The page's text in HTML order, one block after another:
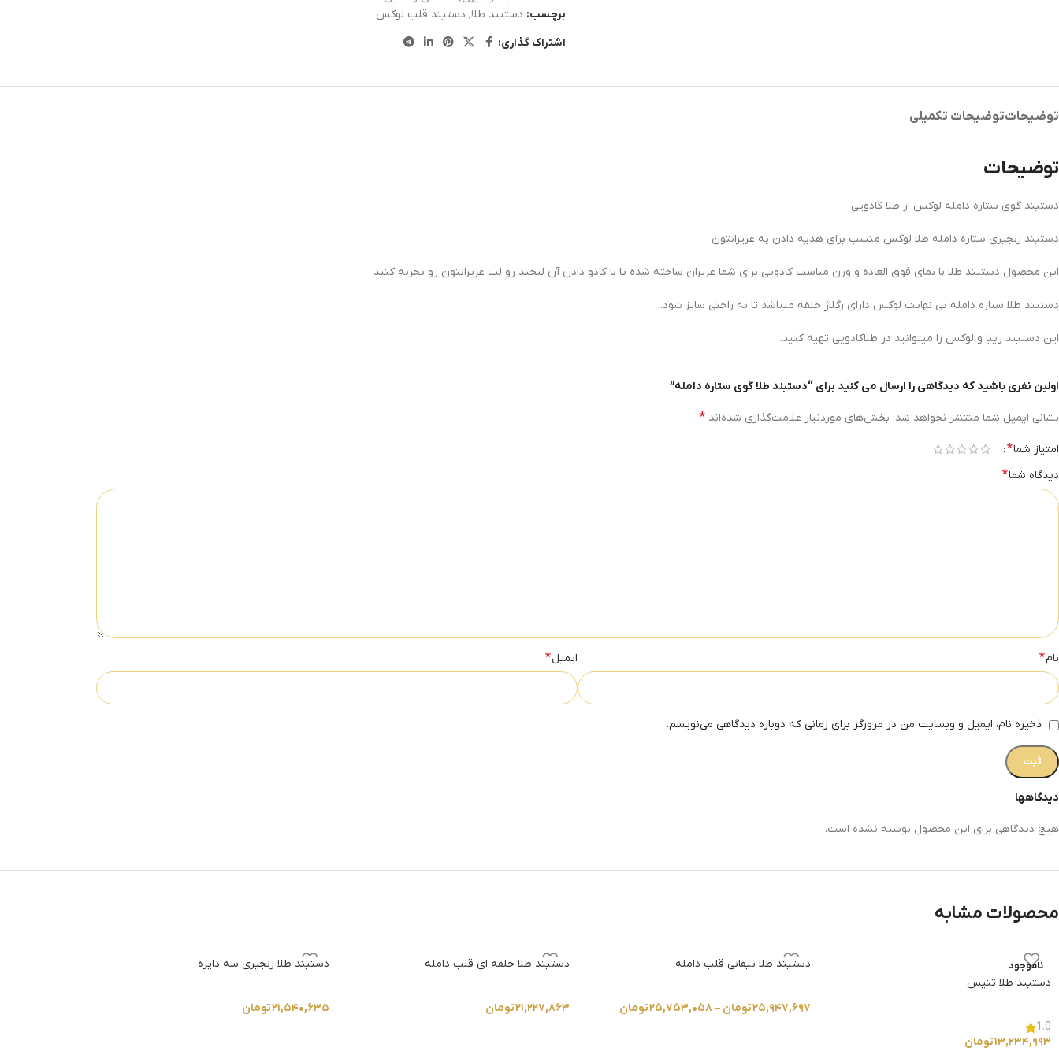
برچسب: دستبند طلا, دستبند قلب لوکس
اشتراک گذاری:
توضیحاتتوضیحات تکمیلی
توضیحات
دستبند گوی ستاره دامله لوکس از طلا کادویی
دستبند زنجیری ستاره دامله طلا لوکس منسب برای هدیه دادن به عزیزانتون
این محصول دستبند طلا با نمای فوق العاده و وزن مناسب کادویی برای شما عزیزان ساخته شده تا با کادو دادن آن لبخند رو لب عزیزانتون رو تجربه کنید
دستبند طلا ستاره دامله بی نهایت لوکس دارای رگلاژ حلقه میباشد تا به راحتی سایز شود.
این دستبند زیبا و لوکس را میتوانید در طلاکادویی تهیه کنید.
دیدگاهها
هیچ دیدگاهی برای این محصول نوشته نشده است.
اولین نفری باشید که دیدگاهی را ارسال می کنید برای “دستبند طلا گوی ستاره دامله”
نشانی ایمیل شما منتشر نخواهد شد. بخش‌های موردنیاز علامت‌گذاری شده‌اند *
امتیاز شما*
دیدگاه شما*
نام* ایمیل*
ذخیره نام، ایمیل و وبسایت من در مرورگر برای زمانی که دوباره دیدگاهی می‌نویسم.
محصولات مشابه
ناموجود
دستبند طلا تنیس
1.0
۱۳,۲۳۴,۹۹۳تومان
دستبند طلا تیفانی قلب دامله
۲۵,۹۴۷,۶۹۷تومان –۲۵,۷۵۳,۰۵۸تومان
دستبند طلا حلقه ای قلب دامله
۲۱,۲۲۷,۸۶۳تومان
دستبند طلا زنجیری سه دایره
۲۱,۵۴۰,۶۳۵تومان